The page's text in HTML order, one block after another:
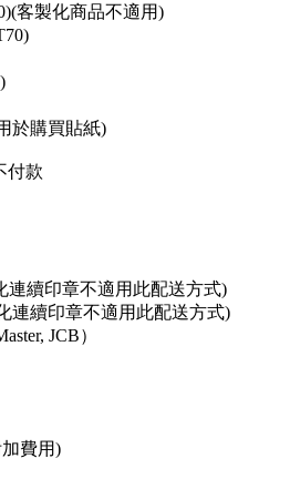
客製化商品不適用)
於購買貼紙)
付款
連續印章不適用此配送方式)
連續印章不適用此配送方式)
JCB）
加費用)